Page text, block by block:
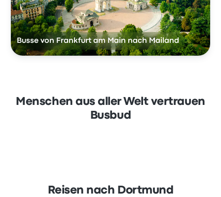
Busse von Frankfurt am Main nach Mailand
Menschen aus aller Welt vertrauen
Busbud
Reisen nach Dortmund